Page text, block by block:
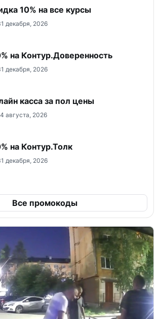
10% на все курсы
декабря, 2026
на Контур.Доверенность
декабря, 2026
касса за пол цены
августа, 2026
на Контур.Толк
декабря, 2026
Все промокоды